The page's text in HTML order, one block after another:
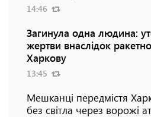
14:46
Загинула одна людина:
жертви внаслідок
Харкову
13:45
Мешканці передмістя
без світла через ворожі